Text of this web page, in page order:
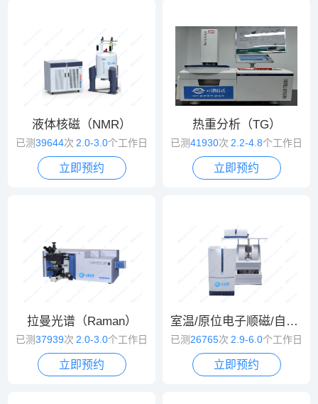
液体核磁（NMR）
已测39644次 2.0-3.0个工作日
立即预约
热重分析（TG）
已测41930次 2.2-4.8个工作日
立即预约
拉曼光谱（Raman）
已测37939次 2.0-3.0个工作日
立即预约
室温/原位电子顺磁/自旋共振波谱（EPR/ESR）
已测26765次 2.9-6.0个工作日
立即预约